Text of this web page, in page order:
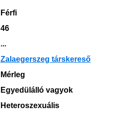
Férfi
46
...
Zalaegerszeg társkereső
Mérleg
Egyedülálló vagyok
Heteroszexuális